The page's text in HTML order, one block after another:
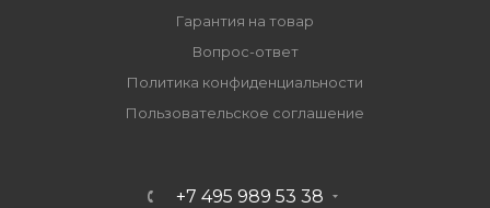
Гарантия на товар
Вопрос-ответ
Политика конфиденциальности
Пользовательское соглашение
+7 495 989 53 38